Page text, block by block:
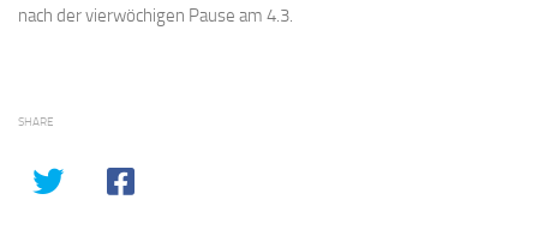
nach der vierwöchigen Pause am 4.3.
SHARE